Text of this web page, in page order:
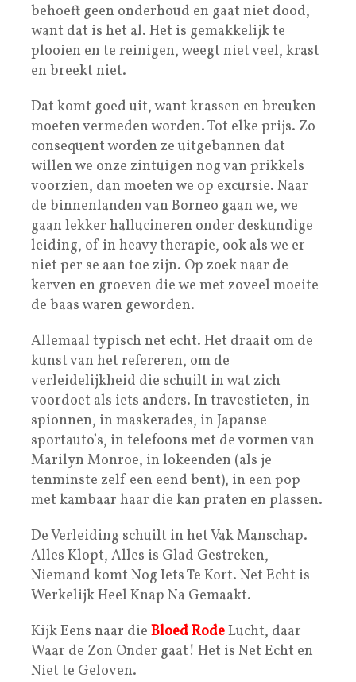
behoeft geen onderhoud en gaat niet dood,
want dat is het al. Het is gemakkelijk te
plooien en te reinigen, weegt niet veel, krast
en breekt niet.
Dat komt goed uit, want krassen en breuken
moeten vermeden worden. Tot elke prijs. Zo
consequent worden ze uitgebannen dat
willen we onze zintuigen nog van prikkels
voorzien, dan moeten we op excursie. Naar
de binnenlanden van Borneo gaan we, we
gaan lekker hallucineren onder deskundige
leiding, of in heavy therapie, ook als we er
niet per se aan toe zijn. Op zoek naar de
kerven en groeven die we met zoveel moeite
de baas waren geworden.
Allemaal typisch net echt. Het draait om de
kunst van het refereren, om de
verleidelijkheid die schuilt in wat zich
voordoet als iets anders. In travestieten, in
spionnen, in maskerades, in Japanse
sportauto’s, in telefoons met de vormen van
Marilyn Monroe, in lokeenden (als je
tenminste zelf een eend bent), in een pop
met kambaar haar die kan praten en plassen.
De Verleiding schuilt in het Vak Manschap.
Alles Klopt, Alles is Glad Gestreken,
Niemand komt Nog Iets Te Kort. Net Echt is
Werkelijk Heel Knap Na Gemaakt.
Kijk Eens naar die Bloed RodeLucht, daar
Waar de Zon Onder gaat! Het is Net Echt en
Niet te Geloven.